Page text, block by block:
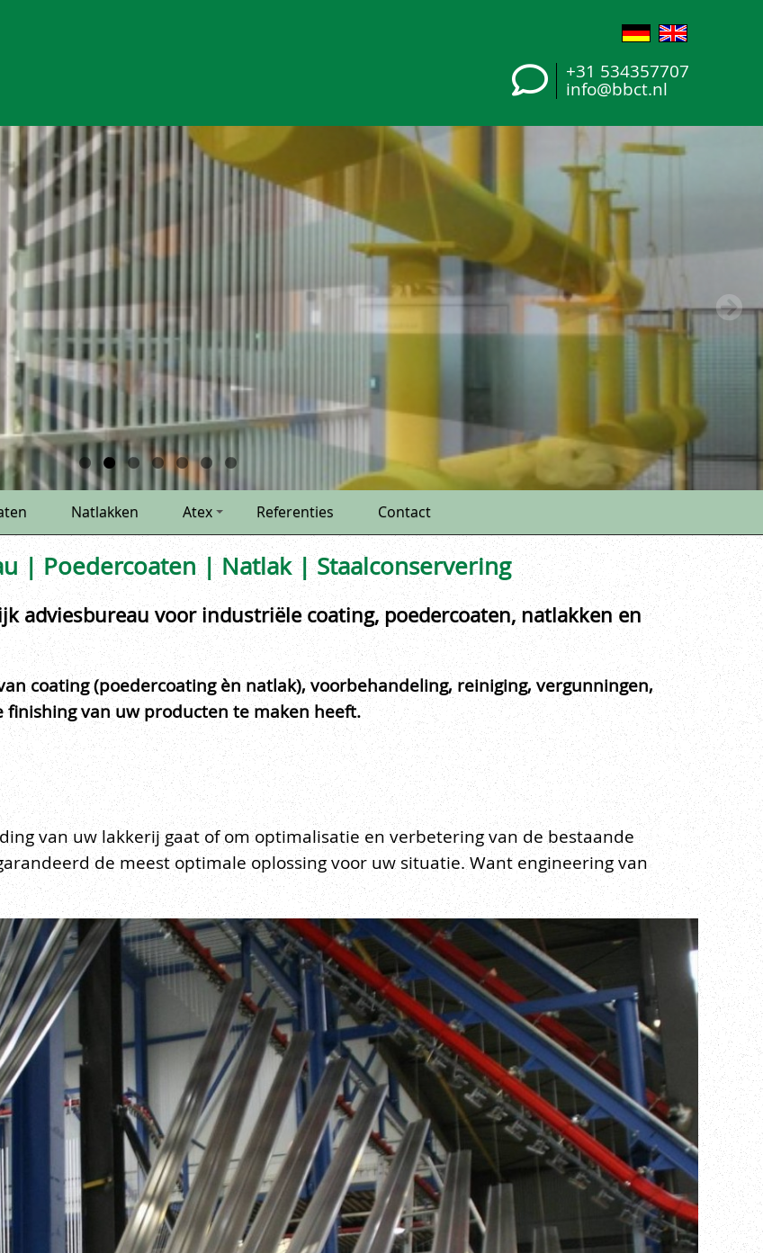
+31 534357707
info@bbct.nl
+31 534357707
info@bbct.nl
Natlakken Atex Referenties Contact
| Poedercoaten | Natlak | Staalconservering
adviesbureau voor industriële coating, poedercoaten, natlakken en
coating (poedercoating èn natlak), voorbehandeling, reiniging, vergunningen,
van uw producten te maken heeft.
van uw lakkerij gaat of om optimalisatie en verbetering van de bestaande
de meest optimale oplossing voor uw situatie. Want engineering van